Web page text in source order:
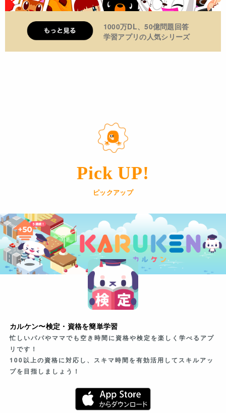
1000万DL、50億問題回答
学習アプリの人気シリーズ
Pick UP!
ピックアップ
カルケン〜検定・資格を簡単学習
忙しいパパやママでも空き時間に資格や検定を楽しく学べるアプ
リです！
100以上の資格に対応し、スキマ時間を有効活用してスキルアッ
プを目指しましょう！